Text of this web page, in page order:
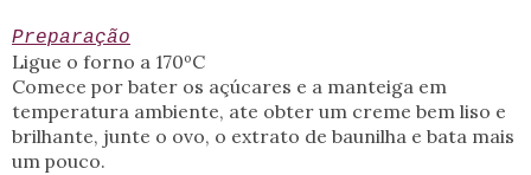
Preparação
Ligue o forno a 170ºC
Comece por bater os açúcares e a manteiga em
temperatura ambiente, ate obter um creme bem liso e
brilhante, junte o ovo, o extrato de baunilha e bata mais
um pouco.